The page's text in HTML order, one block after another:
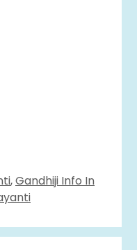
,Gandhiji Info In